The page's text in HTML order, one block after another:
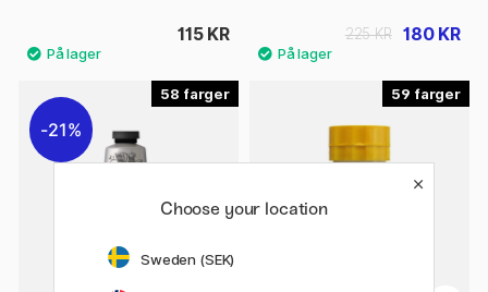
115 KR 180 KR
225 KR
58
21%
59
Choose your location
Sweden (SEK)